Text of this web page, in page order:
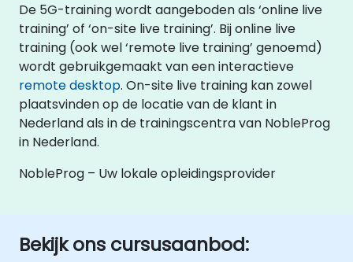
De 5G-training wordt aangeboden als ‘online live
training’ of ‘on-site live training’. Bij online live
training (ook wel ‘remote live training’ genoemd)
wordt gebruikgemaakt van een interactieve
remote desktop. On-site live training kan zowel
plaatsvinden op de locatie van de klant in
Nederland als in de trainingscentra van NobleProg
in Nederland.
NobleProg – Uw lokale opleidingsprovider
Bekijk ons cursusaanbod: